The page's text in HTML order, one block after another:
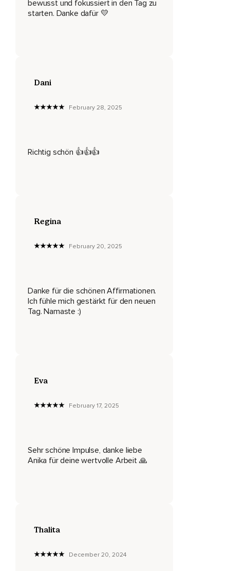
Bewege deine Hände und Arme,
bewusst und fokussiert in den Tag zu
starten. Danke dafür 💛
Dani
February 28, 2025
Richtig schön 👍👍👍
Regina
February 20, 2025
Danke für die schönen Affirmationen.
Ich fühle mich gestärkt für den neuen
Tag. Namaste :)
Eva
February 17, 2025
Sehr schöne Impulse, danke liebe
Anika für deine wertvolle Arbeit 🙏
Thalita
December 20, 2024